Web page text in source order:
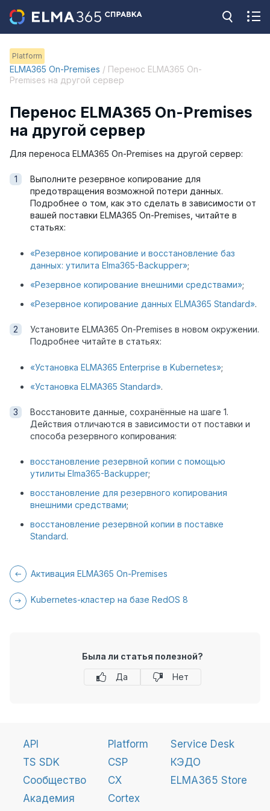
Platform
ELMA365 On-Premises / Перенос ELMA365 On-
Premises на другой сервер
Перенос ELMA365 On-Premises
на другой сервер
Для переноса ELMA365 On-Premises на другой сервер:
Выполните резервное копирование для
предотвращения возможной потери данных.
Подробнее о том, как это сделать в зависимости от
вашей поставки ELMA365 On-Premises, читайте в
статьях:
«Резервное копирование и восстановление баз
данных: утилита Elma365-Backupper»;
«Резервное копирование внешними средствами»;
«Резервное копирование данных ELMA365 Standard».
Установите ELMA365 On-Premises в новом окружении.
Подробнее читайте в статьях:
«Установка ELMA365 Enterprise в Kubernetes»;
«Установка ELMA365 Standard».
Восстановите данные, сохранённые на шаге 1.
Действия отличаются в зависимости от поставки и
способа резервного копирования:
восстановление резервной копии с помощью
утилиты Elma365-Backupper;
восстановление для резервного копирования
внешними средствами;
восстановление резервной копии в поставке
Standard.
Активация ELMA365 On-Premises
Kubernetes-кластер на базе RedOS 8
Была ли статья полезной?
Да
Нет
API
TS SDK
Сообщество
Академия
Platform
CSP
CX
Cortex
Service Desk
КЭДО
ELMA365 Store